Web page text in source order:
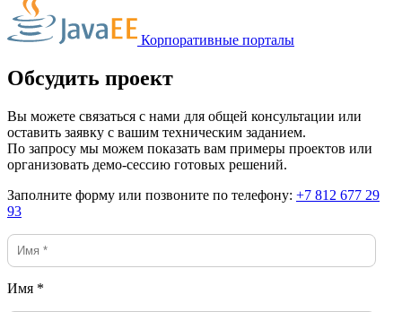
Корпоративные порталы
Обсудить проект
Вы можете связаться с нами для общей консультации или
оставить заявку с вашим техническим заданием.
По запросу мы можем показать вам примеры проектов или
организовать демо-сессию готовых решений.
Заполните форму или позвоните по телефону: +7 812 677 29
93
Имя *